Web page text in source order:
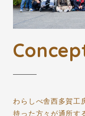
わらしべ舎西多賀工
持った方々が通所す